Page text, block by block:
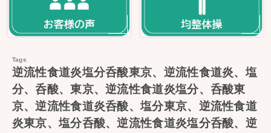
逆流性食道炎塩分呑酸東京、逆流性食道炎、塩
分、呑酸、東京、逆流性食道炎塩分、呑酸東
京、逆流性食道炎呑酸、塩分東京、逆流性食道
炎東京、塩分呑酸、逆流性食道炎塩分呑酸、逆